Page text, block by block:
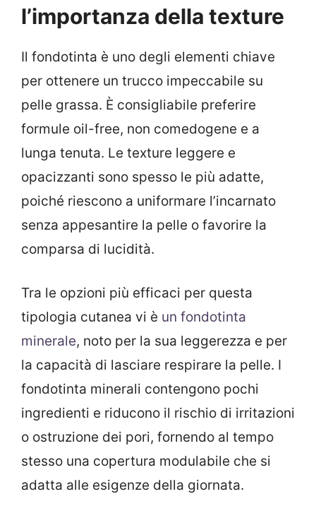
l’importanza della texture
Il fondotinta è uno degli elementi chiave
per ottenere un trucco impeccabile su
pelle grassa. È consigliabile preferire
formule oil-free, non comedogene e a
lunga tenuta. Le texture leggere e
opacizzanti sono spesso le più adatte,
poiché riescono a uniformare l’incarnato
senza appesantire la pelle o favorire la
comparsa di lucidità.
Tra le opzioni più efficaci per questa
tipologia cutanea vi è un fondotinta
minerale, noto per la sua leggerezza e per
la capacità di lasciare respirare la pelle. I
fondotinta minerali contengono pochi
ingredienti e riducono il rischio di irritazioni
o ostruzione dei pori, fornendo al tempo
stesso una copertura modulabile che si
adatta alle esigenze della giornata.